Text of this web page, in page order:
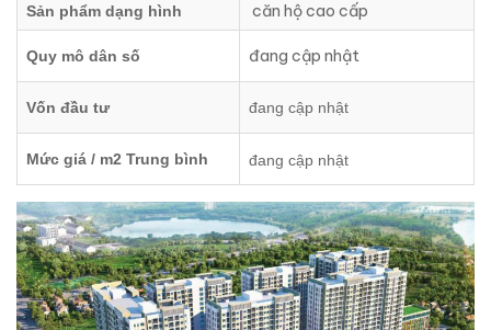
Sản phẩm dạng hình căn hộ cao cấp
Quy mô dân số đang cập nhật
Vốn đầu tư đang cập nhật
Mức giá / m2 Trung bình đang cập nhật